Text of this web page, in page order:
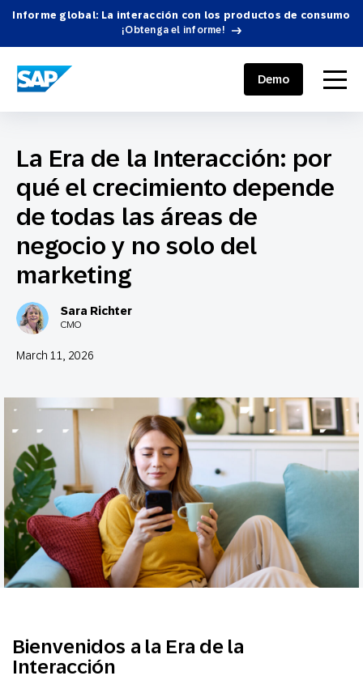
Informe global: La interacción con los productos de consumo
¡Obtenga el informe!
SAP ENGAGEMENT CLOUD menu
Demo
La Era de la Interacción: por
qué el crecimiento depende
de todas las áreas de
negocio y no solo del
marketing
Sara Richter
CMO
March 11, 2026
Bienvenidos a la Era de la
Interacción